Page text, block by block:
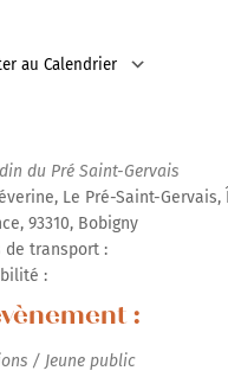
au Calendrier
du Pré Saint-Gervais
Le Pré-Saint-Gervais,
93310, Bobigny
de transport :
:
:
/ Jeune public